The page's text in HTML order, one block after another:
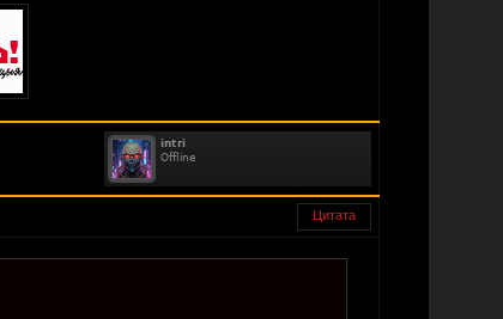
Цитата